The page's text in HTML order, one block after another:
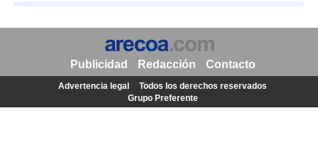
Publicidad Redacción Contacto
Advertencia legal
Todos los derechos reservados
Grupo Preferente